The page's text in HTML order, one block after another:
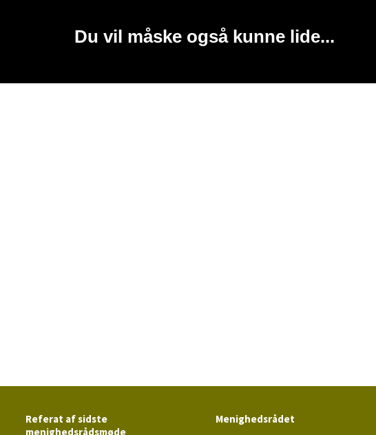
Du vil måske også kunne lide...
Referat af sidste
menighedsrådsmøde
Menighedsrådet